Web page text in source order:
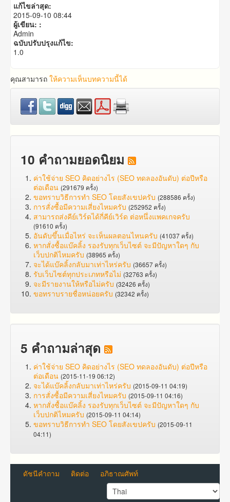
แก้ไขล่าสุด:
2015-09-10 08:44
ผู้เขียน: :
Admin
ฉบับปรับปรุงแก้ไข:
1.0
คุณสามารถ ให้ความเห็นบทความนี้ได้
10 คำถามยอดนิยม
ค่าใช้จ่าย SEO คิดอย่างไร (SEO ทดลองอันดับ) ต่อปีหรือ
ต่อเดือน (291679 ครั้ง)
ขอทราบวิธีการทำ SEO โดยสังเขปครับ (288586 ครั้ง)
การสั่งซื้อมีความเสี่ยงไหมครับ (252952 ครั้ง)
สามารถส่งคีย์เวิร์ดได้กี่คีย์เวิร์ด ต่อหนึ่งแพคเกจครับ
(91610 ครั้ง)
อันดับขึ้นเมื่อไหร่ จะเห็นผลตอนไหนครับ (41037 ครั้ง)
หากสั่งซื้อแบ๊คลิ้ง รองรับทุกเว็บไซต์ จะมีปัญหาใดๆ กับ
เว็บปกติไหมครับ (38965 ครั้ง)
จะได้แบ๊คลิ้งกลับมาเท่าไหร่ครับ (36657 ครั้ง)
รับเว็บไซต์ทุกประเภทหรือไม่ (32763 ครั้ง)
จะมีรายงานให้หรือไม่ครับ (32426 ครั้ง)
ขอทราบรายชื่อหน่อยครับ (32342 ครั้ง)
5 คำถามล่าสุด
ค่าใช้จ่าย SEO คิดอย่างไร (SEO ทดลองอันดับ) ต่อปีหรือ
ต่อเดือน (2015-11-19 06:12)
จะได้แบ๊คลิ้งกลับมาเท่าไหร่ครับ (2015-09-11 04:19)
การสั่งซื้อมีความเสี่ยงไหมครับ (2015-09-11 04:16)
หากสั่งซื้อแบ๊คลิ้ง รองรับทุกเว็บไซต์ จะมีปัญหาใดๆ กับ
เว็บปกติไหมครับ (2015-09-11 04:14)
ขอทราบวิธีการทำ SEO โดยสังเขปครับ (2015-09-11
04:11)
ดัชนีคำถาม ติดต่อ อภิธาณศัพท์